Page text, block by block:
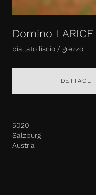
Domino
piallato liscio / grezzo
DETTAGLI
5020
Salzburg
Austria